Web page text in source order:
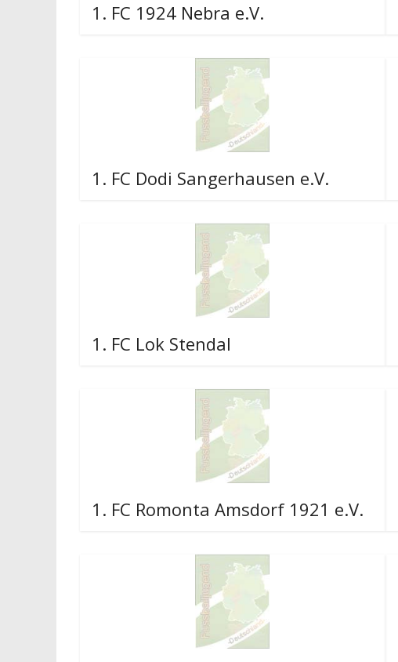
1. FC 1924 Nebra e.V.
1. FC Dodi Sangerhausen e.V.
1. FC Lok Stendal
1. FC Romonta Amsdorf 1921 e.V.